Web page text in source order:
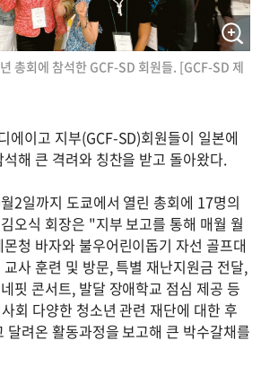
총회에 참석한 GCF-SD 회원들. [GCF-SD 제
에이고 지부(GCF-SD)회원들이 일본에
해 큰 격려와 칭찬을 받고 돌아왔다.
2일까지 도쿄에서 열린 총회에 17명의
오식 회장은 "지부 보고를 통해 매월 월
청 바자와 불우어린이돕기 자선 골프대
사 훈련 및 방문, 특별 재난지원금 전달,
핏 콘서트, 발달 장애학교 점심 제공 등
회 다양한 청소년 관련 재단에 대한 후
달려온 활동과정을 보고해 큰 박수갈채를